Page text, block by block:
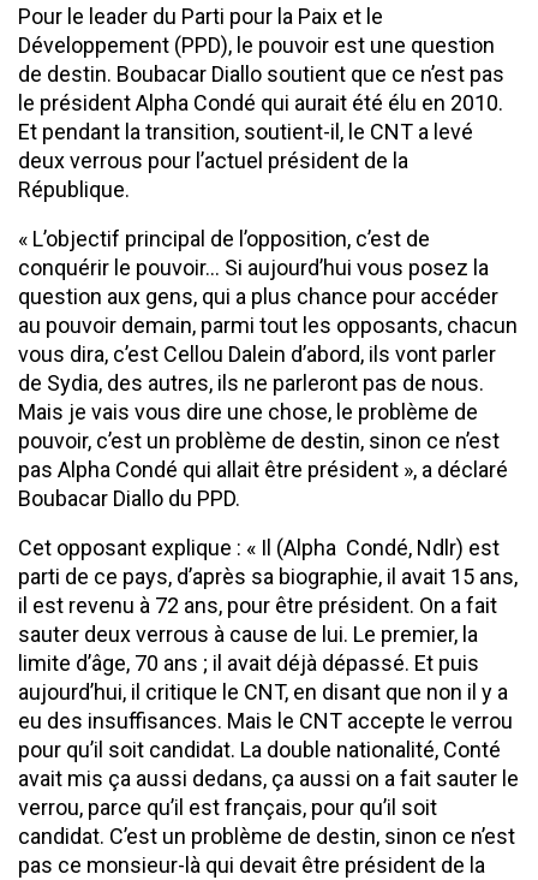
Pour le leader du Parti pour la Paix et le
Développement (PPD), le pouvoir est une question
de destin. Boubacar Diallo soutient que ce n’est pas
le président Alpha Condé qui aurait été élu en 2010.
Et pendant la transition, soutient-il, le CNT a levé
deux verrous pour l’actuel président de la
République.
« L’objectif principal de l’opposition, c’est de
conquérir le pouvoir… Si aujourd’hui vous posez la
question aux gens, qui a plus chance pour accéder
au pouvoir demain, parmi tout les opposants, chacun
vous dira, c’est Cellou Dalein d’abord, ils vont parler
de Sydia, des autres, ils ne parleront pas de nous.
Mais je vais vous dire une chose, le problème de
pouvoir, c’est un problème de destin, sinon ce n’est
pas Alpha Condé qui allait être président », a déclaré
Boubacar Diallo du PPD.
Cet opposant explique : « Il (Alpha Condé, Ndlr) est
parti de ce pays, d’après sa biographie, il avait 15 ans,
il est revenu à 72 ans, pour être président. On a fait
sauter deux verrous à cause de lui. Le premier, la
limite d’âge, 70 ans ; il avait déjà dépassé. Et puis
aujourd’hui, il critique le CNT, en disant que non il y a
eu des insuffisances. Mais le CNT accepte le verrou
pour qu’il soit candidat. La double nationalité, Conté
avait mis ça aussi dedans, ça aussi on a fait sauter le
verrou, parce qu’il est français, pour qu’il soit
candidat. C’est un problème de destin, sinon ce n’est
pas ce monsieur-là qui devait être président de la